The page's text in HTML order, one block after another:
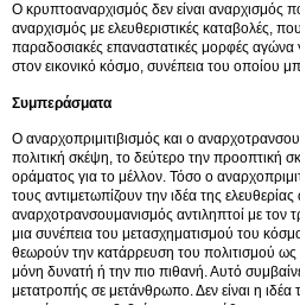
Ο κρυπτοαναρχισμός δεν είναι
αναρχισμός με ελευθεριστικές καταβολές,
παραδοσιακές επαναστατικές μορφές αγώνα
στον εικονικό κόσμο, συνέπεια του οποίου
Συμπεράσματα
Ο αναρχοπριμιτιβισμός και ο
πολιτική σκέψη, το δεύτερο την προοπτική
οράματος για το μέλλον. Τόσο ο
τους αντιμετωπίζουν την ιδέα της
αναρχοτρανσουμανισμός αντιληπτοί με
μια συνέπεια του μετασχηματισμού του
θεωρούν την κατάρρευση του πολιτισμού
μόνη δυνατή ή την πιο πιθανή. Αυτό
μετατροπής σε μετάνθρωπο. Δεν είναι η ιδέα